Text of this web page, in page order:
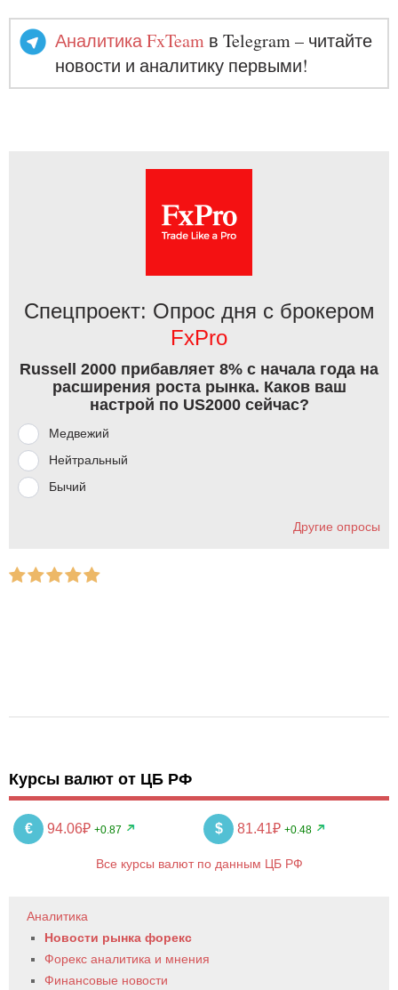
Аналитика FxTeam в Telegram – читайте
новости и аналитику первыми!
Спецпроект: Опрос дня с брокером
FxPro
Russell 2000 прибавляет 8% с начала года на
расширения роста рынка. Каков ваш
настрой по US2000 сейчас?
Медвежий
Нейтральный
Бычий
Другие опросы
Курсы валют от ЦБ РФ
€ 94.06₽ +0.87 $ 81.41₽ +0.48
Все курсы валют по данным ЦБ РФ
Аналитика
Новости рынка форекс
Форекс аналитика и мнения
Финансовые новости